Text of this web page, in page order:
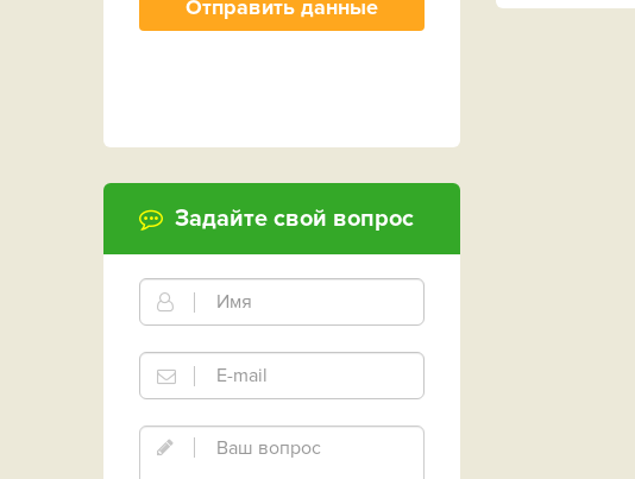
Задайте свой вопрос